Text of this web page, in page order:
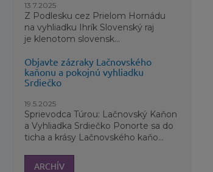
13.7.2025
Z Podlesku cez Prielom Hornádu
na vyhliadku Ihrík Slovenský raj
je klenotom slovensk...
Objavte zázraky Lačnovského
kaňonu a pokojnú vyhliadku
Srdiečko
19.5.2025
Sprievodca Túrou: Lačnovský Kaňon
a Vyhliadka Srdiečko Ponorte sa do
ticha a krásy Lačnovského kaňo...
ARCHÍV